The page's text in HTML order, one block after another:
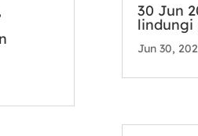
30 Jun
lindungi
Jun 30,